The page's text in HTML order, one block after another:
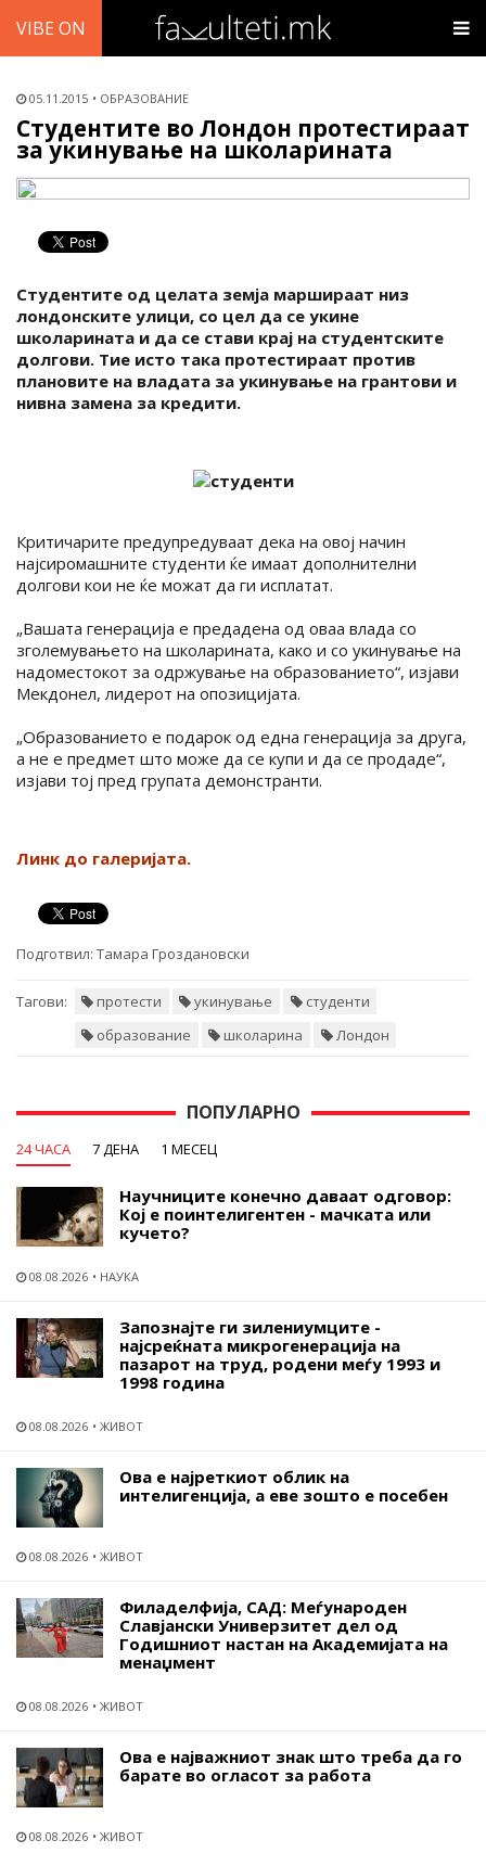
VIBE ON
05.11.2015 ОБРАЗОВАНИЕ
Студентите во Лондон протестираат
за укинување на школарината
Студентите од целата земја маршираат низ
лондонските улици, со цел да се укине
школарината и да се стави крај на студентските
долгови. Тие исто така протестираат против
плановите на владата за укинување на грантови и
нивна замена за кредити.
Критичарите предупредуваат дека на овој начин
најсиромашните студенти ќе имаат дополнителни
долгови кои не ќе можат да ги исплатат.
„Вашата генерација е предадена од оваа влада со
зголемувањето на школарината, како и со укинување на
надоместокот за одржување на образованието“, изјави
Мекдонел, лидерот на опозицијата.
„Образованието е подарок од една генерација за друга,
а не е предмет што може да се купи и да се продаде“,
изјави тој пред групата демонстранти.
Линк до галеријата.
Подготвил: Тамара Гроздановски
Тагови: протести укинување
студенти
образование
школарина Лондон
ПОПУЛАРНО
24 ЧАСА 7 ДЕНА 1 МЕСЕЦ
Научниците конечно даваат одговор:
Кој е поинтелигентен - мачката или
кучето?
08.08.2026 НАУКА
Запознајте ги зилениумците -
најсреќната микрогенерација на
пазарот на труд, родени меѓу 1993 и
1998 година
08.08.2026 ЖИВОТ
Ова е најреткиот облик на
интелигенција, а еве зошто е посебен
08.08.2026 ЖИВОТ
Филаделфија, САД: Меѓународен
Славјански Универзитет дел од
Годишниот настан на Академијата на
менаџмент
08.08.2026 ЖИВОТ
Ова е најважниот знак што треба да го
барате во огласот за работа
08.08.2026 ЖИВОТ